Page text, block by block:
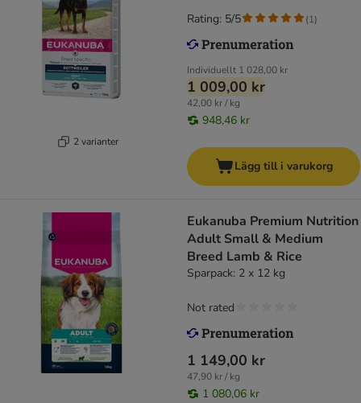
2 varianter
Individuellt 1 028,00 kr
1 009,00 kr
42,00 kr / kg
948,46 kr
Rating: 5/5 (1)
Lägg till i varukorg
Eukanuba Premium Nutrition
Adult Small & Medium
Breed Lamb & Rice
Sparpack: 2 x 12 kg
1 149,00 kr
47,90 kr / kg
1 080,06 kr
Not rated